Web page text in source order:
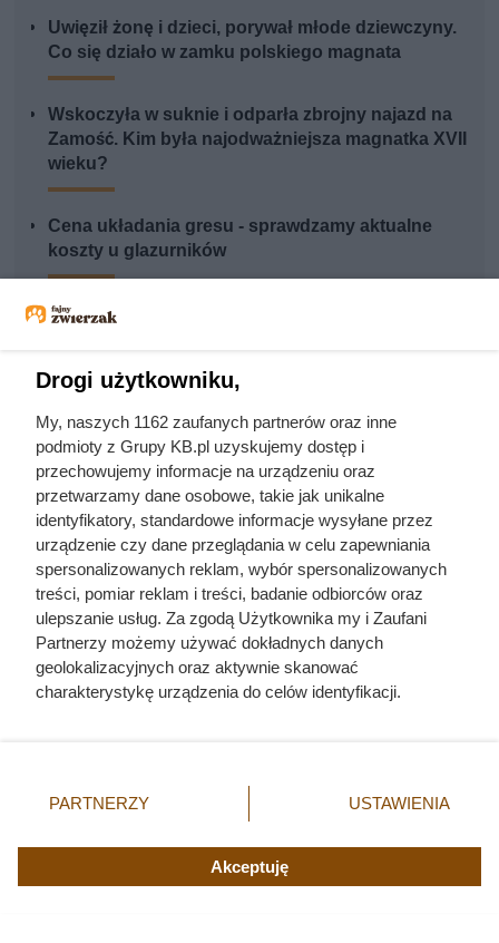
Uwięził żonę i dzieci, porywał młode dziewczyny.
Co się działo w zamku polskiego magnata
Wskoczyła w suknie i odparła zbrojny najazd na
Zamość. Kim była najodważniejsza magnatka XVII
wieku?
Cena układania gresu - sprawdzamy aktualne
koszty u glazurników
Herodot pisał o tym z przerażeniem. Każda
Doprowadził do śmierci większej
liczby ludzi niż Hitler i Stalin
razem wzięci. Mimo to czczą go
jako bohatera
Drogi użytkowniku,
My, naszych 1162 zaufanych partnerów oraz inne
podmioty z Grupy KB.pl uzyskujemy dostęp i
przechowujemy informacje na urządzeniu oraz
przetwarzamy dane osobowe, takie jak unikalne
identyfikatory, standardowe informacje wysyłane przez
urządzenie czy dane przeglądania w celu zapewniania
spersonalizowanych reklam, wybór spersonalizowanych
treści, pomiar reklam i treści, badanie odbiorców oraz
ulepszanie usług. Za zgodą Użytkownika my i Zaufani
Partnerzy możemy używać dokładnych danych
geolokalizacyjnych oraz aktywnie skanować
charakterystykę urządzenia do celów identyfikacji.
zmienić/wycofać klikając przycisk ustawień prywatności
znajdujący się w lewym dolnym rogu strony. Niektóre
użytkownika, ale masz prawo sprzeciwić się takiemu
przetwarzaniu. Preferencje będą miały zastosowania tylko
PARTNERZY USTAWIENIA
Akceptuję